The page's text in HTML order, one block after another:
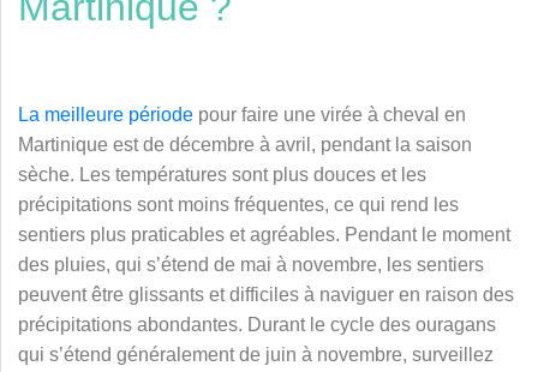
La meilleure période pour faire une virée à cheval en
Martinique est de décembre à avril, pendant la saison
sèche. Les températures sont plus douces et les
précipitations sont moins fréquentes, ce qui rend les
sentiers plus praticables et agréables. Pendant le moment
des pluies, qui s’étend de mai à novembre, les sentiers
peuvent être glissants et difficiles à naviguer en raison des
précipitations abondantes. Durant le cycle des ouragans
qui s’étend généralement de juin à novembre, surveillez